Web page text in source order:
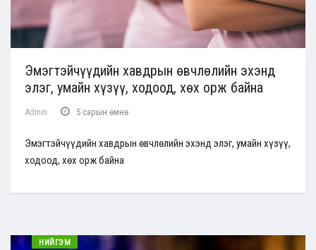
Эмэгтэйчүүдийн хавдрын өвчлөлийн эхэнд
элэг, умайн хүзүү, ходоод, хөх орж байна
Admin 5 сарын өмнө
Эмэгтэйчүүдийн хавдрын өвчлөлийн эхэнд элэг, умайн хүзүү,
ходоод, хөх орж байна
НИЙГЭМ